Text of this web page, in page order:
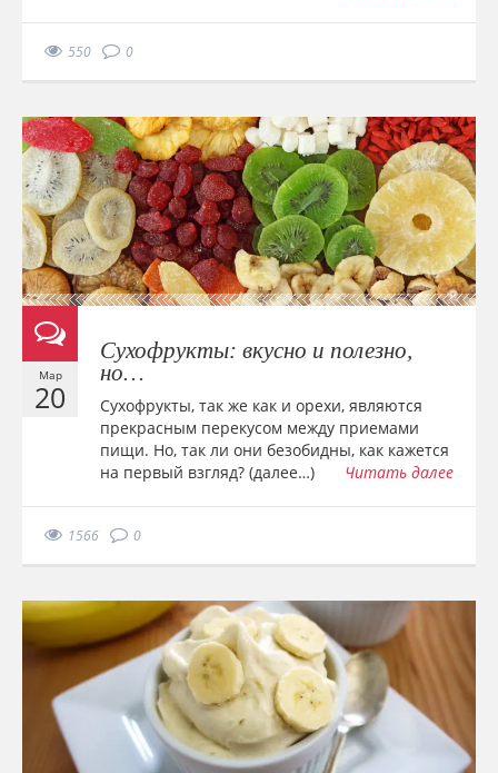
550 0
Мар
20
Сухофрукты: вкусно и полезно,
но…
Сухофрукты, так же как и орехи, являются
прекрасным перекусом между приемами
пищи. Но, так ли они безобидны, как кажется
на первый взгляд? (далее…)
Читать далее
1566 0